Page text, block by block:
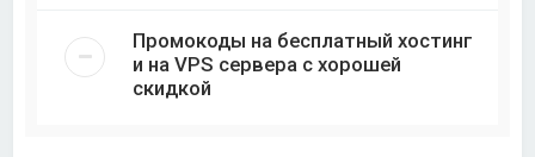
Промокоды на бесплатный хостинг
и на VPS сервера с хорошей
скидкой